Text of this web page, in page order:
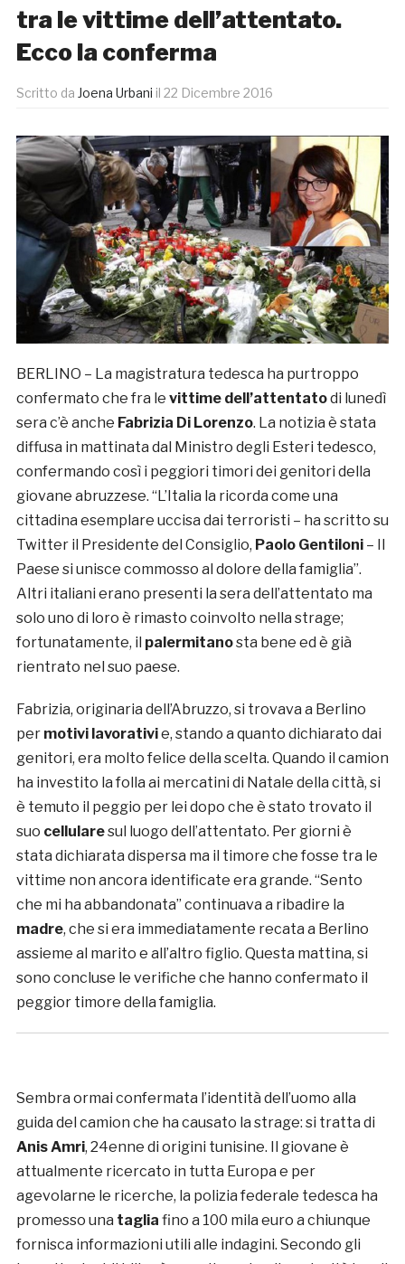
tra le vittime dell’attentato.
Ecco la conferma
Scritto da Joena Urbani il 22 Dicembre 2016
BERLINO – La magistratura tedesca ha purtroppo
confermato che fra le vittime dell’attentatodi lunedì
sera c’è anche Fabrizia Di Lorenzo. La notizia è stata
diffusa in mattinata dal Ministro degli Esteri tedesco,
confermando così i peggiori timori dei genitori della
giovane abruzzese. “L’Italia la ricorda come una
cittadina esemplare uccisa dai terroristi – ha scritto su
Twitter il Presidente del Consiglio, Paolo Gentiloni– Il
Paese si unisce commosso al dolore della famiglia”.
Altri italiani erano presenti la sera dell’attentato ma
solo uno di loro è rimasto coinvolto nella strage;
fortunatamente, il palermitanosta bene ed è già
rientrato nel suo paese.
Fabrizia, originaria dell’Abruzzo, si trovava a Berlino
per motivi lavorativie, stando a quanto dichiarato dai
genitori, era molto felice della scelta. Quando il camion
ha investito la folla ai mercatini di Natale della città, si
è temuto il peggio per lei dopo che è stato trovato il
suo cellularesul luogo dell’attentato. Per giorni è
stata dichiarata dispersa ma il timore che fosse tra le
vittime non ancora identificate era grande. “Sento
che mi ha abbandonata” continuava a ribadire la
madre, che si era immediatamente recata a Berlino
assieme al marito e all’altro figlio. Questa mattina, si
sono concluse le verifiche che hanno confermato il
peggior timore della famiglia.
Sembra ormai confermata l’identità dell’uomo alla
guida del camion che ha causato la strage: si tratta di
Anis Amri, 24enne di origini tunisine. Il giovane è
attualmente ricercato in tutta Europa e per
agevolarne le ricerche, la polizia federale tedesca ha
promesso una taglia fino a 100 mila euro a chiunque
fornisca informazioni utili alle indagini. Secondo gli